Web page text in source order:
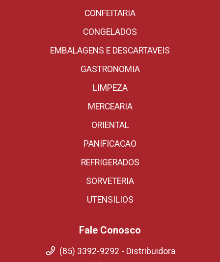
CONFEITARIA
CONGELADOS
EMBALAGENS E DESCARTAVEIS
GASTRONOMIA
LIMPEZA
MERCEARIA
ORIENTAL
PANIFICACAO
REFRIGERADOS
SORVETERIA
UTENSILIOS
Fale Conosco
(85) 3392-9292 - Distribuidora